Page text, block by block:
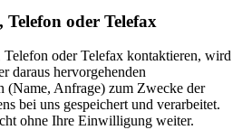
oder Telefax
oder Telefax kontaktieren, wird
daraus hervorgehenden
(Name, Anfrage) zum Zwecke der
bei uns gespeichert und verarbeitet.
ohne Ihre Einwilligung weiter.